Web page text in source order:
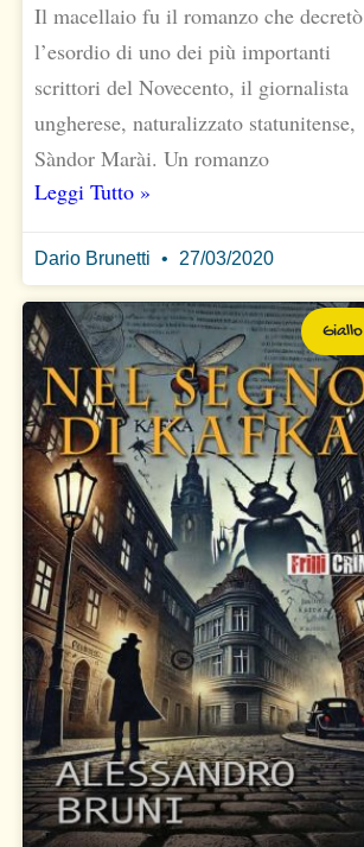
Il macellaio fu il romanzo che decretò
l’esordio di uno dei più importanti
scrittori del Novecento, il giornalista
ungherese, naturalizzato statunitense,
Sàndor Marài. Un romanzo
Leggi Tutto »
Dario Brunetti 27/03/2020
Giallo